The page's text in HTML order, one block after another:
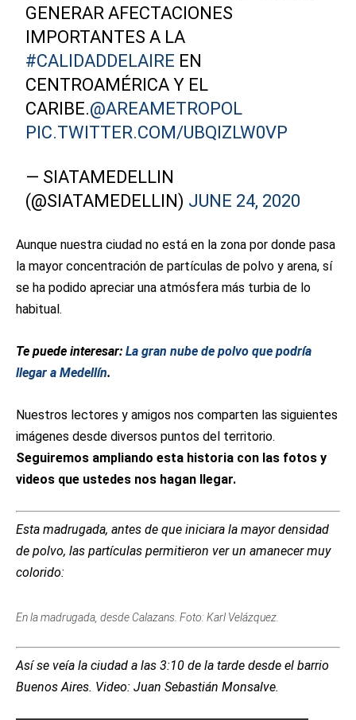
GENERAR AFECTACIONES
IMPORTANTES A LA
#CALIDADDELAIRE EN
CENTROAMÉRICA Y EL
CARIBE.@AREAMETROPOL
PIC.TWITTER.COM/UBQIZLW0VP
— SIATAMEDELLIN
(@SIATAMEDELLIN) JUNE 24, 2020
Aunque nuestra ciudad no está en la zona por donde pasa
la mayor concentración de partículas de polvo y arena, sí
se ha podido apreciar una atmósfera más turbia de lo
habitual.
Te puede interesar: La gran nube de polvo que podría
llegar a Medellín.
Nuestros lectores y amigos nos comparten las siguientes
imágenes desde diversos puntos del territorio.
Seguiremos ampliando esta historia con las fotos y
videos que ustedes nos hagan llegar.
Esta madrugada, antes de que iniciara la mayor densidad
de polvo, las partículas permitieron ver un amanecer muy
colorido:
En la madrugada, desde Calazans. Foto: Karl Velázquez.
Así se veía la ciudad a las 3:10 de la tarde desde el barrio
Buenos Aires. Video: Juan Sebastián Monsalve.